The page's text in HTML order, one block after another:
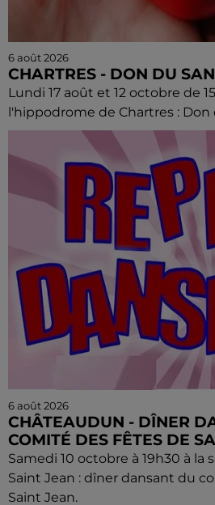
6 août 2026
CHARTRES - DON DU
Lundi 17 août et 12 octobre de
l'hippodrome de Chartres : Don
6 août 2026
CHÂTEAUDUN - DÎNER
COMITÉ DES FÊTES DE
Samedi 10 octobre à 19h30 à la
Saint Jean : dîner dansant du
Saint Jean.